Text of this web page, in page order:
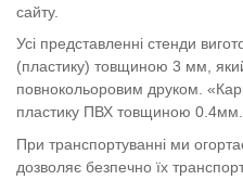
сайту.
Усі представленні стенди
(пластику) товщиною 3 мм,
повнокольоровим друком.
пластику ПВХ товщиною 0.4мм.
При транспортуванні ми
дозволяє безпечно їх